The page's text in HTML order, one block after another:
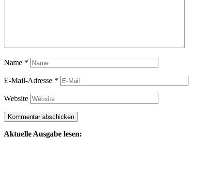
Name *
E-Mail-Adresse *
Website
Aktuelle Ausgabe lesen: